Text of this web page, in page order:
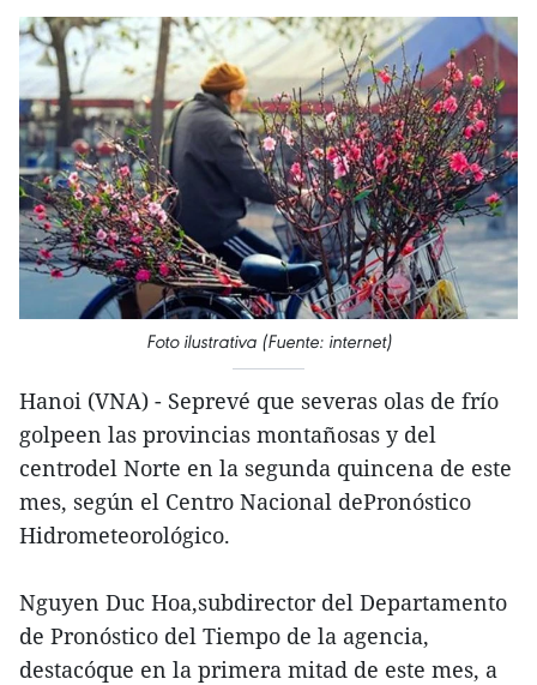
Foto ilustrativa (Fuente: internet)
Hanoi (VNA) - Seprevé que severas olas de frío
golpeen las provincias montañosas y del
centrodel Norte en la segunda quincena de este
mes, según el Centro Nacional dePronóstico
Hidrometeorológico.
Nguyen Duc Hoa,subdirector del Departamento
de Pronóstico del Tiempo de la agencia,
destacóque en la primera mitad de este mes, a